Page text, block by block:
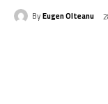
ByEugen Olteanu